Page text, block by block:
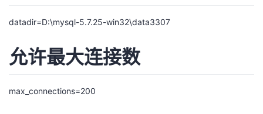
datadir=D:\mysql-5.7.25-win32\data3307
允许最大连接数
max_connections=200